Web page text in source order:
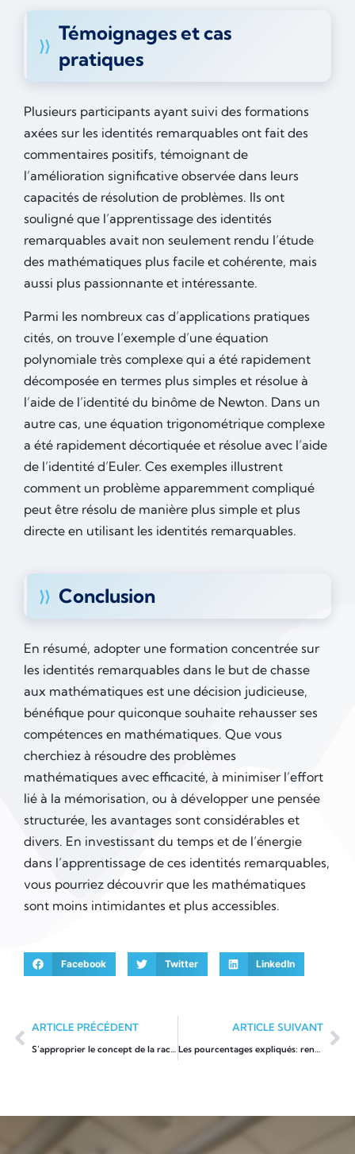
Témoignages et cas
pratiques
Plusieurs participants ayant suivi des formations
axées sur les identités remarquables ont fait des
commentaires positifs, témoignant de
l’amélioration significative observée dans leurs
capacités de résolution de problèmes. Ils ont
souligné que l’apprentissage des identités
remarquables avait non seulement rendu l’étude
des mathématiques plus facile et cohérente, mais
aussi plus passionnante et intéressante.
Parmi les nombreux cas d’applications pratiques
cités, on trouve l’exemple d’une équation
polynomiale très complexe qui a été rapidement
décomposée en termes plus simples et résolue à
l’aide de l’identité du binôme de Newton. Dans un
autre cas, une équation trigonométrique complexe
a été rapidement décortiquée et résolue avec l’aide
de l’identité d’Euler. Ces exemples illustrent
comment un problème apparemment compliqué
peut être résolu de manière plus simple et plus
directe en utilisant les identités remarquables.
Conclusion
En résumé, adopter une formation concentrée sur
les identités remarquables dans le but de chasse
aux mathématiques est une décision judicieuse,
bénéfique pour quiconque souhaite rehausser ses
compétences en mathématiques. Que vous
cherchiez à résoudre des problèmes
mathématiques avec efficacité, à minimiser l’effort
lié à la mémorisation, ou à développer une pensée
structurée, les avantages sont considérables et
divers. En investissant du temps et de l’énergie
dans l’apprentissage de ces identités remarquables,
vous pourriez découvrir que les mathématiques
sont moins intimidantes et plus accessibles.
Facebook Twitter LinkedIn
ARTICLE PRÉCÉDENT
S’approprier le concept de la racine carrée par le biais de la formation
ARTICLE SUIVANT
Les pourcentages expliqués: rendre les chiffres accessibles lors des formations